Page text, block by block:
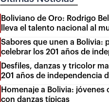
Boliviano de Oro: Rodrigo
lleva el talento nacional al
Sabores que unen a Bolivia:
celebrar los 201 años de
Desfiles, danzas y tricolor
201 años de independencia
Homenaje a Bolivia: jóvenes
con danzas típicas